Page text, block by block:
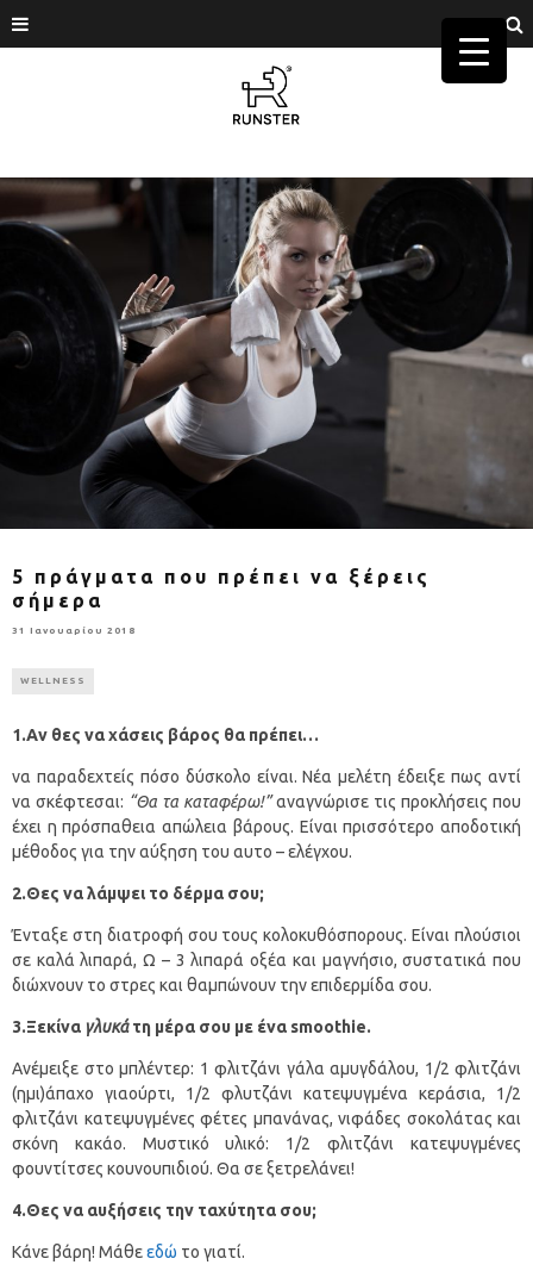
5 πράγματα που πρέπει να ξέρεις
σήμερα
31 Ιανουαρίου 2018
WELLNESS
1.Aν θες να χάσεις βάρος θα πρέπει…
να παραδεχτείς πόσο δύσκολο είναι. Νέα μελέτη έδειξε πως αντί
να σκέφτεσαι: “Θα τα καταφέρω!”αναγνώρισε τις προκλήσεις που
έχει η πρόσπαθεια απώλεια βάρους. Είναι πρισσότερο αποδοτική
μέθοδος για την αύξηση του αυτο – ελέγχου.
2.Θες να λάμψει το δέρμα σου;
Ένταξε στη διατροφή σου τους κολοκυθόσπορους. Είναι πλούσιοι
σε καλά λιπαρά, Ω – 3 λιπαρά οξέα και μαγνήσιο, συστατικά που
διώχνουν το στρες και θαμπώνουν την επιδερμίδα σου.
3.Ξεκίνα γλυκάτη μέρα σου με ένα smoothie.
Ανέμειξε στο μπλέντερ: 1 φλιτζάνι γάλα αμυγδάλου, 1/2 φλιτζάνι
(ημι)άπαχο γιαούρτι, 1/2 φλυτζάνι κατεψυγμένα κεράσια, 1/2
φλιτζάνι κατεψυγμένες φέτες μπανάνας, νιφάδες σοκολάτας και
σκόνη κακάο. Μυστικό υλικό: 1/2 φλιτζάνι κατεψυγμένες
φουντίτσες κουνουπιδιού. Θα σε ξετρελάνει!
4.Θες να αυξήσεις την ταχύτητα σου;
Κάνε βάρη! Μάθεεδώ το γιατί.